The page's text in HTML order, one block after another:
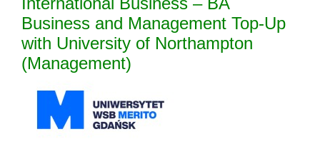
Business and Management Top-Up
with University of Northampton
(Management)